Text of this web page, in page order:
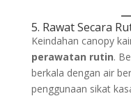
5. Rawat Secara
Keindahan canopy
perawatan rutin.
berkala dengan air
penggunaan sikat